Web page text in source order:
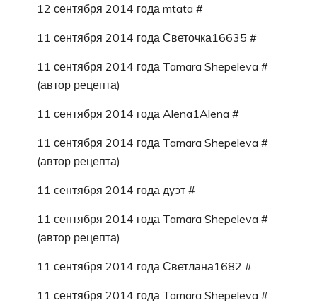
12 сентября 2014 года mtata #
11 сентября 2014 года Светочка16635 #
11 сентября 2014 года Tamara Shepeleva #
(автор рецепта)
11 сентября 2014 года Alena1Alena #
11 сентября 2014 года Tamara Shepeleva #
(автор рецепта)
11 сентября 2014 года дуэт #
11 сентября 2014 года Tamara Shepeleva #
(автор рецепта)
11 сентября 2014 года Светлана1682 #
11 сентября 2014 года Tamara Shepeleva #